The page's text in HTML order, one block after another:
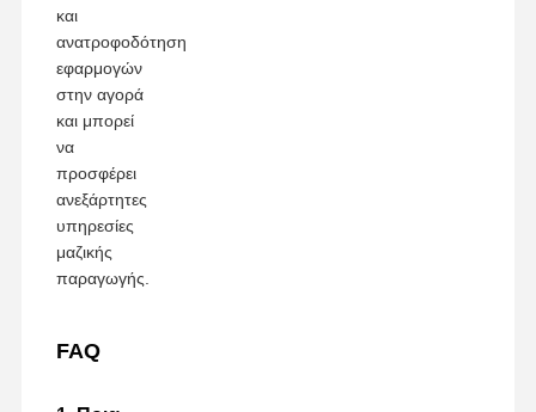
και
ανατροφοδότηση
εφαρμογών
στην αγορά
και μπορεί
να
προσφέρει
ανεξάρτητες
υπηρεσίες
μαζικής
παραγωγής.
FAQ